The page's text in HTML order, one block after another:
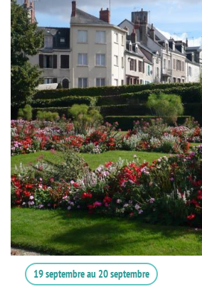
19 septembreau 20 septembre